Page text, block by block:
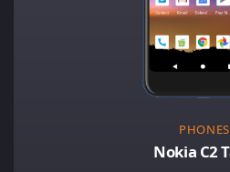
PHONES
Nokia C2